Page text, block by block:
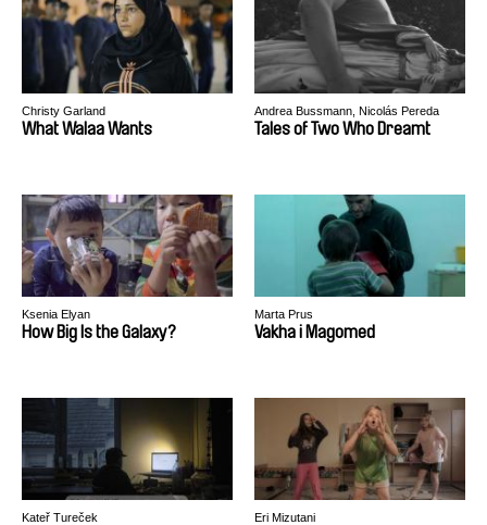
Christy Garland
What Walaa Wants
Andrea Bussmann, Nicolás Pereda
Tales of Two Who Dreamt
Ksenia Elyan
How Big Is the Galaxy?
Marta Prus
Vakha i Magomed
Kateř Tureček Eri Mizutani